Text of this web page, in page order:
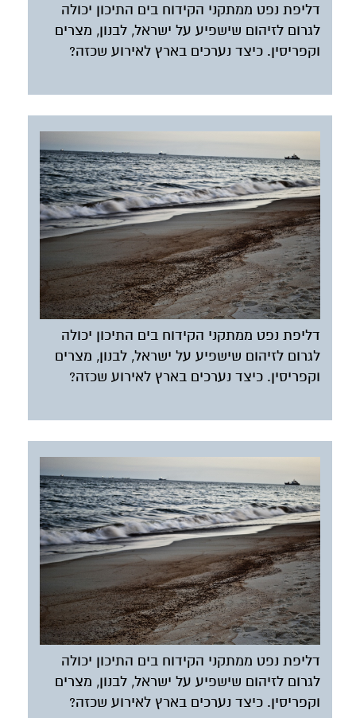
דליפת נפט ממתקני הקידוח בים התיכון יכולה
לגרום לזיהום שישפיע על ישראל, לבנון, מצרים
וקפריסין. כיצד נערכים בארץ לאירוע שכזה?
דליפת נפט ממתקני הקידוח בים התיכון יכולה
לגרום לזיהום שישפיע על ישראל, לבנון, מצרים
וקפריסין. כיצד נערכים בארץ לאירוע שכזה?
דליפת נפט ממתקני הקידוח בים התיכון יכולה
לגרום לזיהום שישפיע על ישראל, לבנון, מצרים
וקפריסין. כיצד נערכים בארץ לאירוע שכזה?